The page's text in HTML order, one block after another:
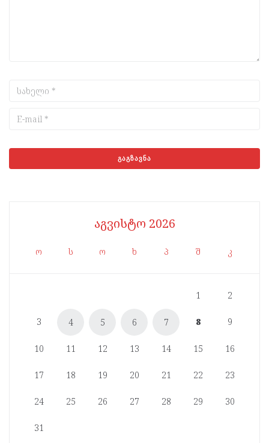
აგვისტო 2026
ო ს ო ხ პ შ კ
1 2
3 4 5 6 7 8 9
10 11 12 13 14 15 16
17 18 19 20 21 22 23
24 25 26 27 28 29 30
31